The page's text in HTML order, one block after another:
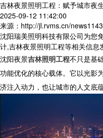
吉林夜景照明工程：赋予城市夜
2025-09-12 11:42:00
来源：http://jl.rvms.cn/
沈阳瑞美照明科技有限公司为您
计,吉林夜景照明工程等相关信息
沈阳夜景吉林照明工程不只是基
功能优化的核心载体。它以光影
济注入动力，也让城市的人文底